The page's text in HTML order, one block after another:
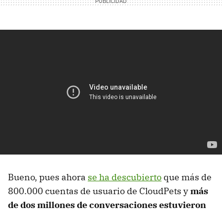
Bueno, pues ahora se ha descubierto que más de
800.000 cuentas de usuario de CloudPets ymás
de dos millones de conversaciones estuvieron